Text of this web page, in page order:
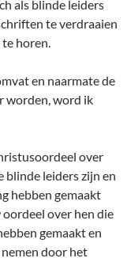
als blinde leiders
te verdraaien
horen.
en naarmate de
worden, word ik
over
blinde leiders zijn en
hebben gemaakt
over hen die
gemaakt en
door het